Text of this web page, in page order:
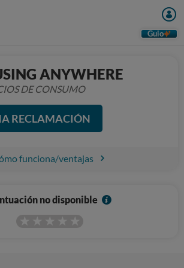
Guio
ANYWHERE
DE CONSUMO
RECLAMACIÓN
funciona/ventajas
no disponible
I